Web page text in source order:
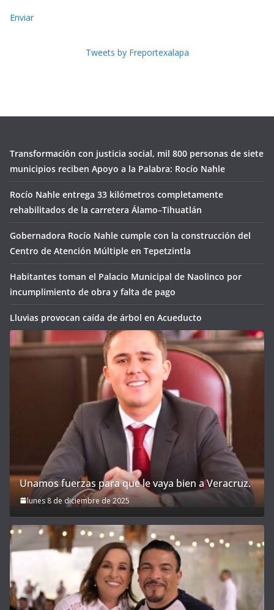
Enviar
Tweets by Freportexalapa
Transformación con justicia social, mil 800 personas de siete
municipios reciben Apoyo a la Palabra: Rocío Nahle
Rocío Nahle entrega 33 kilómetros completamente
rehabilitados de la carretera Álamo–Tihuatlán
Gobernadora Rocío Nahle cumple con la construcción del
Centro de Atención Múltiple en Tepetzintla
Habitantes toman el Palacio Municipal de Naolinco por
incumplimiento de obra y falta de pago
Lluvias provocan caída de árbol en Acueducto
Unamos fuerzas para que le vaya bien a Veracruz.
lunes 8 de diciembre de 2025